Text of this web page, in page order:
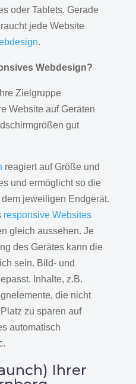
oder Tablets. Gerade
jede Website
.
Webdesign?
Zielgruppe
Website auf Geräten
gut
reagiert auf Größe und
und ermöglicht so die
jeweiligen Endgerät.
responsive Websites
gleich aussehen. Je
des Gerätes kann die
sein. Bild- und
Inhalte, z.B.
die nicht
zu sparen auf
automatisch
Ihrer